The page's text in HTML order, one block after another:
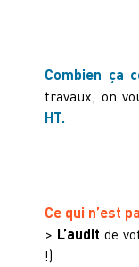
Combien ça
travaux, on
HT.
Ce qui n’est
> L’audit de
!)